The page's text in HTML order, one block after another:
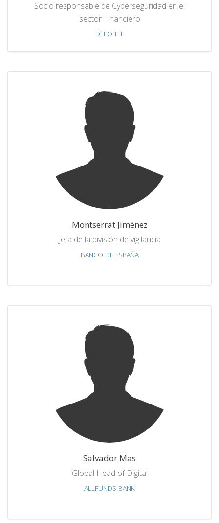
Socio responsable de Cyberseguridad en el
sector Financiero
DELOITTE
Montserrat Jiménez
Jefa de la división de vigilancia
BANCO DE ESPAÑA
Salvador Mas
Global Head of Digital
ALLFUNDS BANK